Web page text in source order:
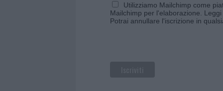
Utilizziamo Mailchimp come
Mailchimp per l'elaborazione.
Potrai annullare l'iscrizione in